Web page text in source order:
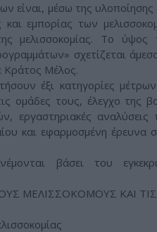
είναι, μέσω της
εμπορίας των
μελισσοκομίας. Το ύψος
σχετίζεται
Κράτος Μέλος.
έξι κατηγορίες
ομάδες τους, έλεγχο της
εργαστηριακές
και εφαρμοσμένη έρευνα
βάσει του
ΜΕΛΙΣΣΟΚΟΜΟΥΣ ΚΑΙ